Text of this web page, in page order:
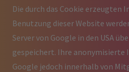
Die durch das Cookie
Benutzung dieser Website
Server von Google in den USA
gespeichert. Ihre anonymisierte
Google jedoch innerhalb von